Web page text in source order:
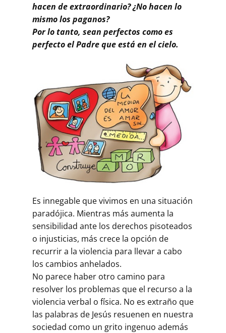
hacen de extraordinario? ¿No hacen lo
mismo los paganos?
Por lo tanto, sean perfectos como es
perfecto el Padre que está en el cielo.
Es innegable que vivimos en una situación
paradójica. Mientras más aumenta la
sensibilidad ante los derechos pisoteados
o injusticias, más crece la opción de
recurrir a la violencia para llevar a cabo
los cambios anhelados.
No parece haber otro camino para
resolver los problemas que el recurso a la
violencia verbal o física. No es extraño que
las palabras de Jesús resuenen en nuestra
sociedad como un grito ingenuo además